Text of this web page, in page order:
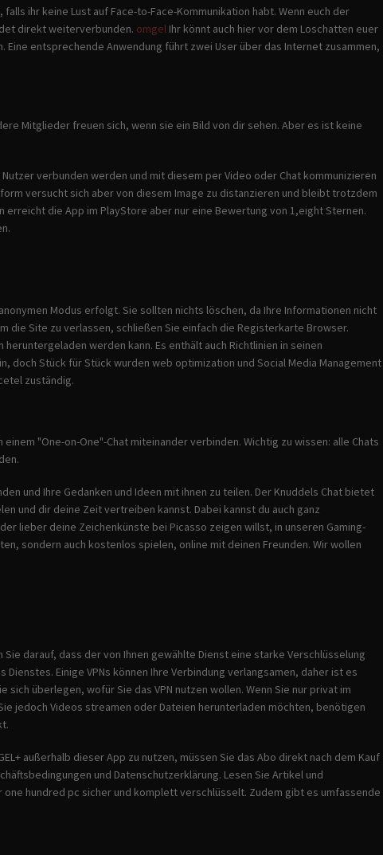
ihr keine Lust auf Face-to-Face-Kommunikation habt. Wenn euch der
direkt weiterverbunden. omgel Ihr könnt auch hier vor dem Loschatten euer
Eine entsprechende Anwendung führt zwei User über das Internet zusammen,
Mitglieder freuen sich, wenn sie ein Bild von dir sehen. Aber es ist keine
verbunden werden und mit diesem per Video oder Chat kommunizieren
versucht sich aber von diesem Image zu distanzieren und bleibt trotzdem
die App im PlayStore aber nur eine Bewertung von 1,eight Sternen.
Modus erfolgt. Sie sollten nichts löschen, da Ihre Informationen nicht
die Site zu verlassen, schließen Sie einfach die Registerkarte Browser.
werden kann. Es enthält auch Richtlinien in seinen
doch Stück für Stück wurden web optimization und Social Media Management
zuständig.
"One-on-One"-Chat miteinander verbinden. Wichtig zu wissen: alle Chats
und Ihre Gedanken und Ideen mit ihnen zu teilen. Der Knuddels Chat bietet
und dir deine Zeit vertreiben kannst. Dabei kannst du auch ganz
lieber deine Zeichenkünste bei Picasso zeigen willst, in unseren Gaming-
sondern auch kostenlos spielen, online mit deinen Freunden. Wir wollen
darauf, dass der von Ihnen gewählte Dienst eine starke Verschlüsselung
Einige VPNs können Ihre Verbindung verlangsamen, daher ist es
überlegen, wofür Sie das VPN nutzen wollen. Wenn Sie nur privat im
jedoch Videos streamen oder Dateien herunterladen möchten, benötigen
außerhalb dieser App zu nutzen, müssen Sie das Abo direkt nach dem Kauf
und Datenschutzerklärung. Lesen Sie Artikel und
hundred pc sicher und komplett verschlüsselt. Zudem gibt es umfassende